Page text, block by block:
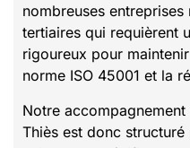
nombreuses
tertiaires qui requièrent
rigoureux pour
norme ISO 45001 et la
Notre
Thiès est donc